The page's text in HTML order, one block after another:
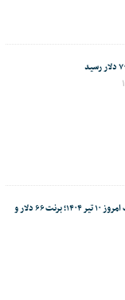
قیمت جهانی نفت امروز ۱۰ تیر ۱۴۰۴؛ برنت ۶۶ دلار و